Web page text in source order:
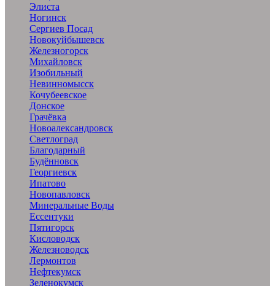
Элиста
Ногинск
Сергиев Посад
Новокуйбышевск
Железногорск
Михайловск
Изобильный
Невинномысск
Кочубеевское
Донское
Грачёвка
Новоалександровск
Светлоград
Благодарный
Будённовск
Георгиевск
Ипатово
Новопавловск
Минеральные Воды
Ессентуки
Пятигорск
Кисловодск
Железноводск
Лермонтов
Нефтекумск
Зеленокумск